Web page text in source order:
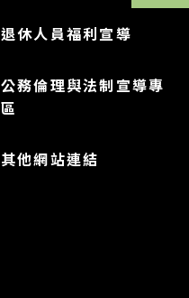
退休人員福利宣導
公務倫理與法制宣導專
區
其他網站連結